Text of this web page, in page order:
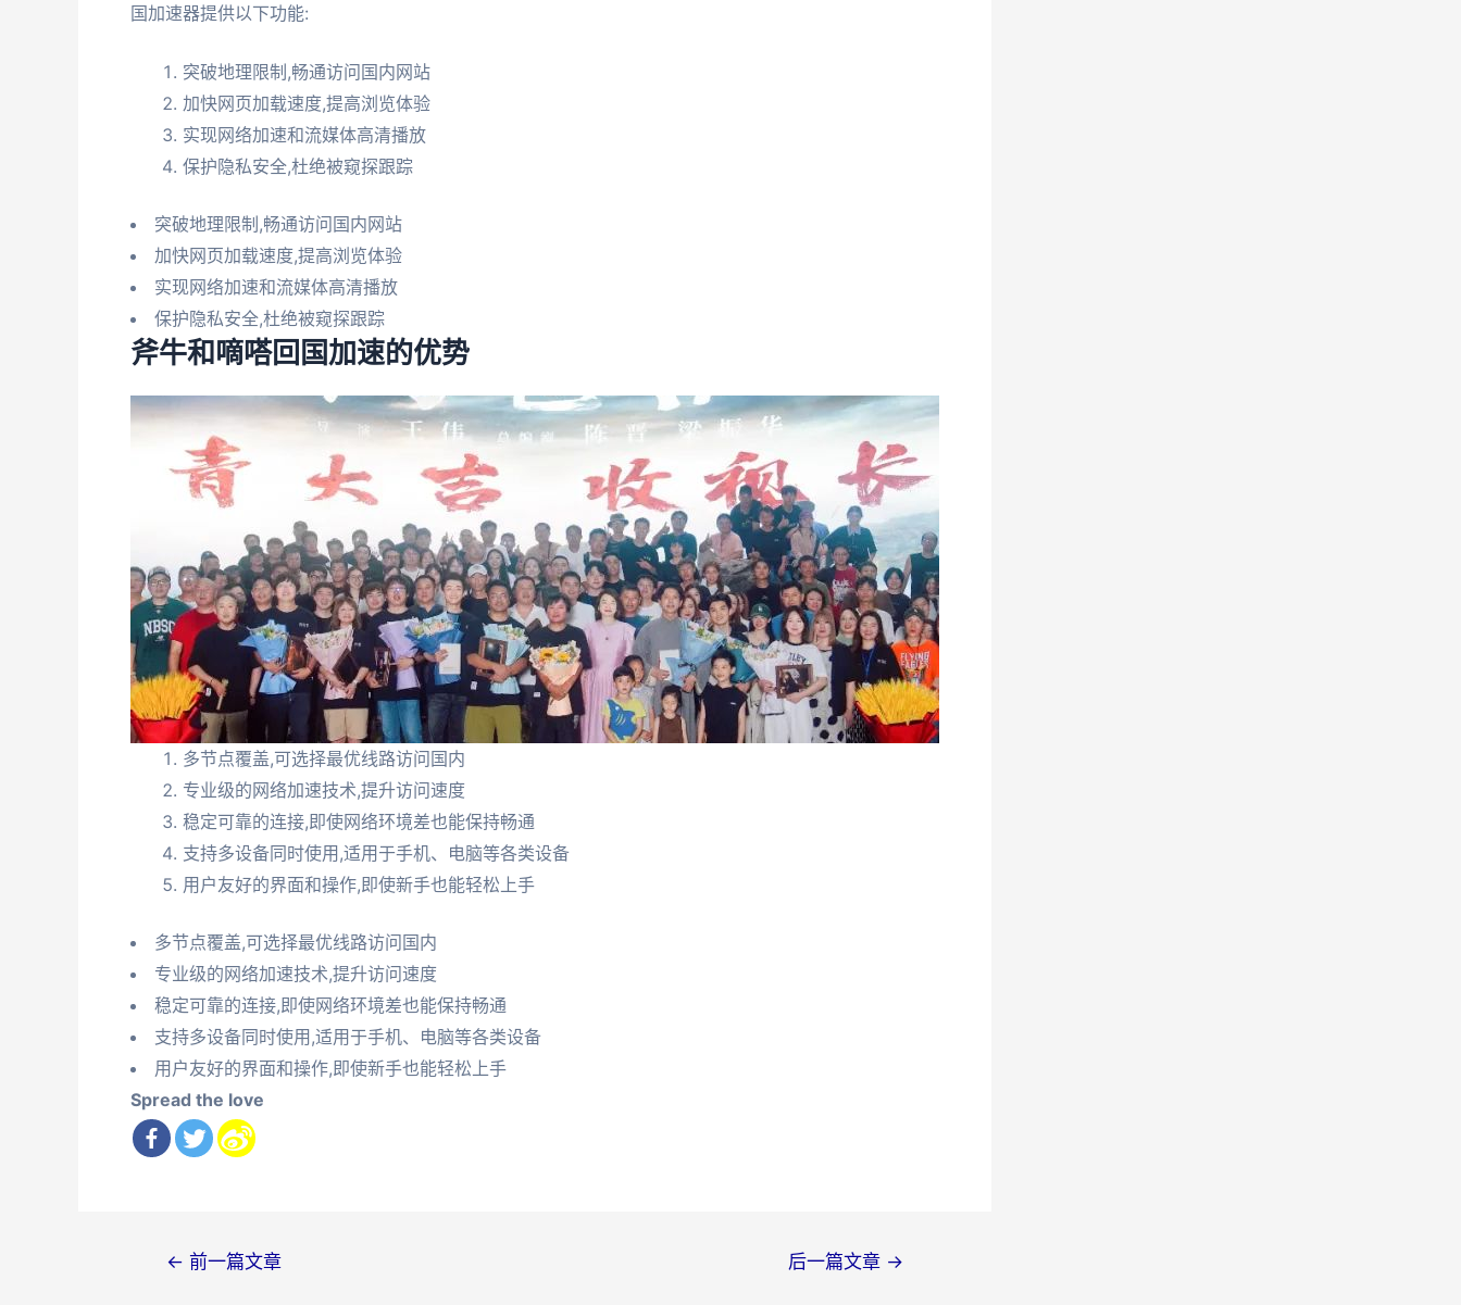
国加速器提供以下功能:
突破地理限制,畅通访问国内网站
加快网页加载速度,提高浏览体验
实现网络加速和流媒体高清播放
保护隐私安全,杜绝被窥探跟踪
突破地理限制,畅通访问国内网站
加快网页加载速度,提高浏览体验
实现网络加速和流媒体高清播放
保护隐私安全,杜绝被窥探跟踪
斧牛和嘀嗒回国加速的优势
多节点覆盖,可选择最优线路访问国内
专业级的网络加速技术,提升访问速度
稳定可靠的连接,即使网络环境差也能保持畅通
支持多设备同时使用,适用于手机、电脑等各类设备
用户友好的界面和操作,即使新手也能轻松上手
多节点覆盖,可选择最优线路访问国内
专业级的网络加速技术,提升访问速度
稳定可靠的连接,即使网络环境差也能保持畅通
支持多设备同时使用,适用于手机、电脑等各类设备
用户友好的界面和操作,即使新手也能轻松上手
Spread the love
← 前一篇文章 后一篇文章 →